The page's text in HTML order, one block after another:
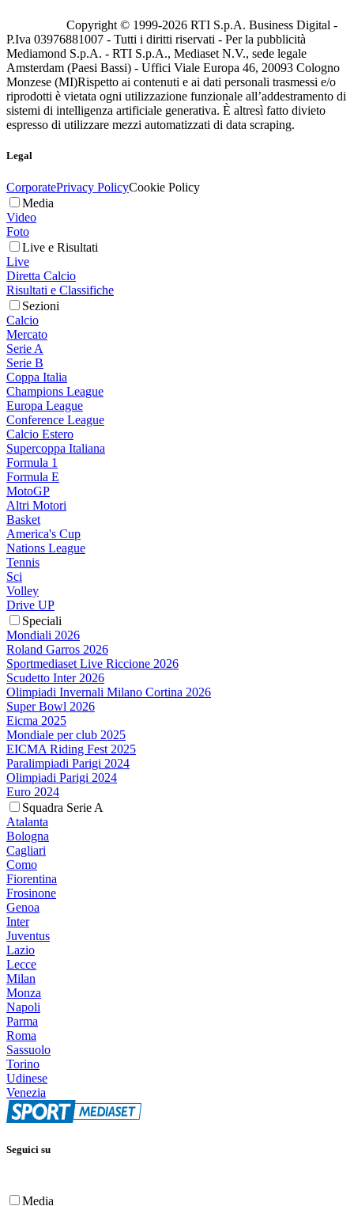
Copyright © 1999-2026 RTI S.p.A. Business Digital -
P.Iva 03976881007 - Tutti i diritti riservati - Per la pubblicità
Mediamond S.p.A. - RTI S.p.A., Mediaset N.V., sede legale
Amsterdam (Paesi Bassi) - Uffici Viale Europa 46, 20093 Cologno
Monzese (MI)Rispetto ai contenuti e ai dati personali trasmessi e/o
riprodotti è vietata ogni utilizzazione funzionale all’addestramento di
sistemi di intelligenza artificiale generativa. È altresì fatto divieto
espresso di utilizzare mezzi automatizzati di data scraping.
Legal
CorporatePrivacy PolicyCookie Policy
Media
Video
Foto
Live e Risultati
Live
Diretta Calcio
Risultati e Classifiche
Sezioni
Calcio
Mercato
Serie A
Serie B
Coppa Italia
Champions League
Europa League
Conference League
Calcio Estero
Supercoppa Italiana
Formula 1
Formula E
MotoGP
Altri Motori
Basket
America's Cup
Nations League
Tennis
Sci
Volley
Drive UP
Speciali
Mondiali 2026
Roland Garros 2026
Sportmediaset Live Riccione 2026
Scudetto Inter 2026
Olimpiadi Invernali Milano Cortina 2026
Super Bowl 2026
Eicma 2025
Mondiale per club 2025
EICMA Riding Fest 2025
Paralimpiadi Parigi 2024
Olimpiadi Parigi 2024
Euro 2024
Squadra Serie A
Atalanta
Bologna
Cagliari
Como
Fiorentina
Frosinone
Genoa
Inter
Juventus
Lazio
Lecce
Milan
Monza
Napoli
Parma
Roma
Sassuolo
Torino
Udinese
Venezia
Seguici su
Media